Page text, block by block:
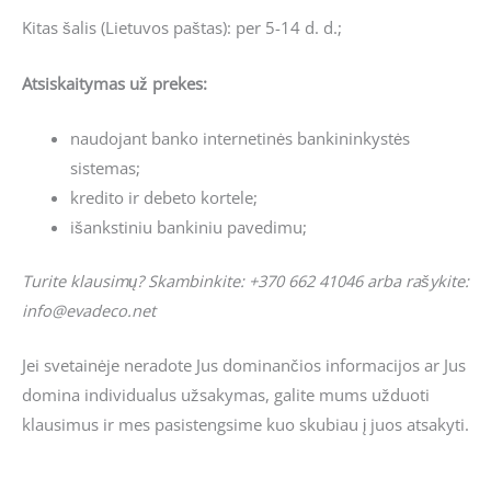
Kitas šalis (Lietuvos paštas): per 5-14 d. d.;
Atsiskaitymas už prekes:
naudojant banko internetinės bankininkystės
sistemas;
kredito ir debeto kortele;
išankstiniu bankiniu pavedimu;
Turite klausimų? Skambinkite: +370 662 41046 arba rašykite:
info@evadeco.net
Jei svetainėje neradote Jus dominančios informacijos ar Jus
domina individualus užsakymas, galite mums užduoti
klausimus ir mes pasistengsime kuo skubiau į juos atsakyti.